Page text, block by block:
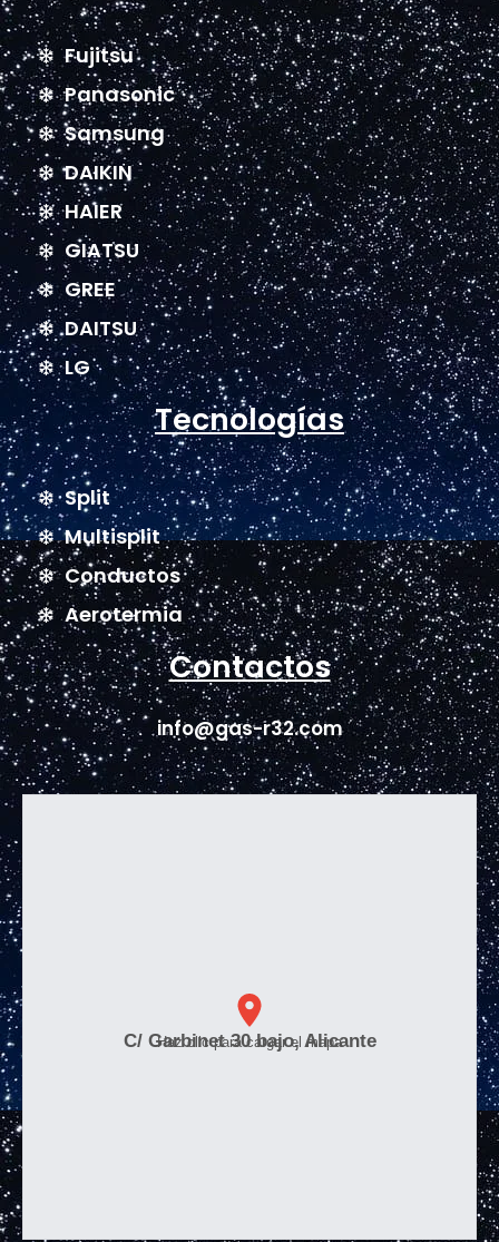
Fujitsu
Panasonic
Samsung
DAIKIN
HAIER
GIATSU
GREE
DAITSU
LG
Tecnologías
Split
Multisplit
Conductos
Aerotermia
Contactos
info@gas-r32.com
C/ Garbinet 30 bajo, Alicante
Haz clic para cargar el mapa